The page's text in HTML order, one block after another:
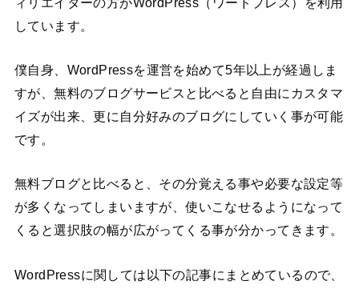
しています。
僕自身、WordPressを運営を始めて5年以上が経過しま
すが、無料のブログサービスと比べると自由にカスタマ
イズが出来、更に自分好みのブログにしていく事が可能
です。
無料ブログと比べると、その分覚える事や必要な設定等
が多くなってしまいますが、使いこなせるようになって
くると選択肢の幅が広がってくる事が分かってきます。
WordPressに関しては以下の記事にまとめているので、